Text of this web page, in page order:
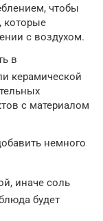
чтобы
которые
с воздухом.
в
керамической
с материалом
немного
иначе соль
будет